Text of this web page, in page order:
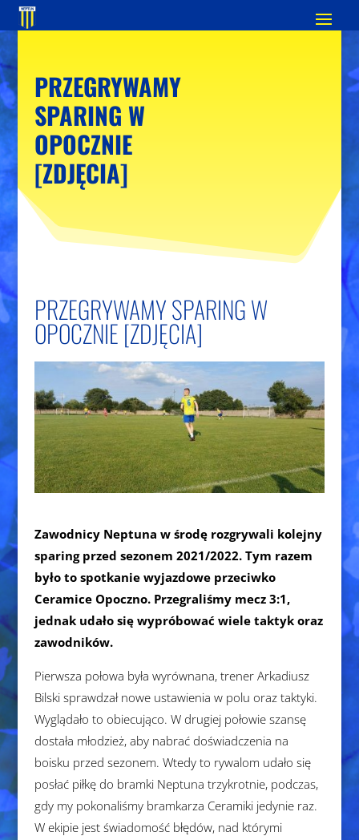
PRZEGRYWAMY
SPARING W
OPOCZNIE
[ZDJĘCIA]
PRZEGRYWAMY SPARING W
OPOCZNIE [ZDJĘCIA]
Zawodnicy Neptuna w środę rozgrywali kolejny
sparing przed sezonem 2021/2022. Tym razem
było to spotkanie wyjazdowe przeciwko
Ceramice Opoczno. Przegraliśmy mecz 3:1,
jednak udało się wypróbować wiele taktyk oraz
zawodników.
Pierwsza połowa była wyrównana, trener Arkadiusz
Bilski sprawdzał nowe ustawienia w polu oraz taktyki.
Wyglądało to obiecująco. W drugiej połowie szansę
dostała młodzież, aby nabrać doświadczenia na
boisku przed sezonem. Wtedy to rywalom udało się
posłać piłkę do bramki Neptuna trzykrotnie, podczas,
gdy my pokonaliśmy bramkarza Ceramiki jedynie raz.
W ekipie jest świadomość błędów, nad którymi